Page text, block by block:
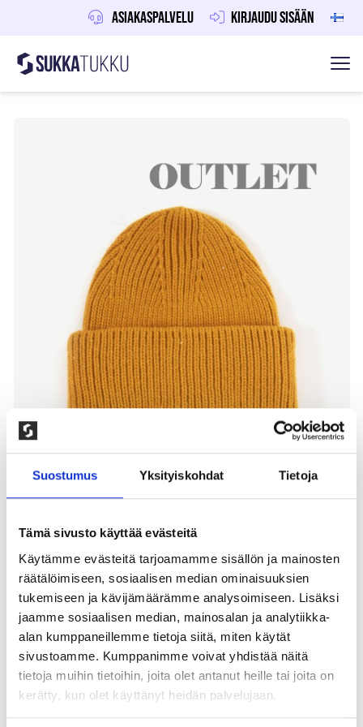
Suostumus Yksityiskohdat Tietoja
Tämä sivusto käyttää evästeitä
Käytämme evästeitä tarjoamamme sisällön ja mainosten
räätälöimiseen, sosiaalisen median ominaisuuksien
tukemiseen ja kävijämäärämme analysoimiseen. Lisäksi
jaamme sosiaalisen median, mainosalan ja analytiikka-
alan kumppaneillemme tietoja siitä, miten käytät
sivustoamme. Kumppanimme voivat yhdistää näitä
tietoja muihin tietoihin, joita olet antanut heille tai joita on
kerätty, kun olet käyttänyt heidän palvelujaan.
Asiakaspalvelu Kirjaudu sisään
Hoppa till innehåll
Sukkatukku
OVERSIZED PIPO, SINAPPI
100,00kr
Trendikäs ribbineulepipo jossa leveä ylöspäin
käännetty reuna. Unisex malli, koko One Size sopi
naisille seka miehille. 100% akryyli. Konepesu: 30°, ei